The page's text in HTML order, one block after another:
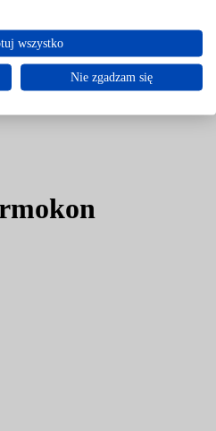
wszystko
Nie zgadzam się